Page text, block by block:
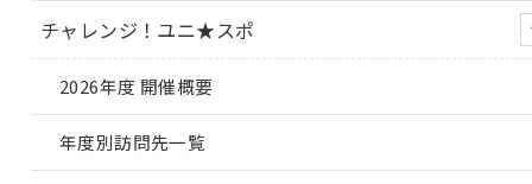
チャレンジ！ユニ★スポ
2026年度 開催概要
年度別訪問先一覧